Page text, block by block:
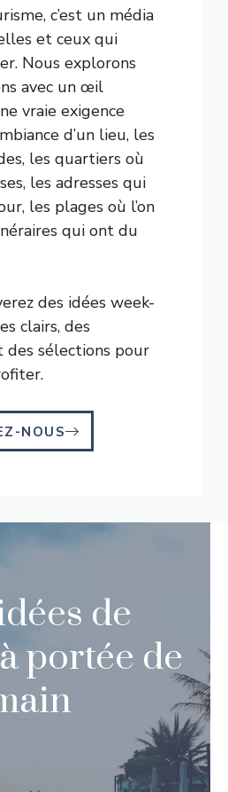
c’est un média
et ceux qui
Nous explorons
avec un œil
vraie exigence
d’un lieu, les
les quartiers où
les adresses qui
les plages où l’on
qui ont du
des idées week-
clairs, des
des sélections pour
NOUS
de
portée de